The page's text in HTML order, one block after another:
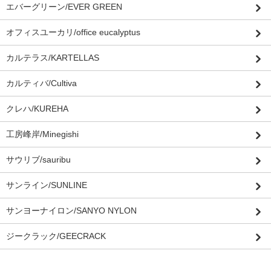
エバーグリーン/EVER GREEN
オフィスユーカリ/office eucalyptus
カルテラス/KARTELLAS
カルティバ/Cultiva
クレハ/KUREHA
工房峰岸/Minegishi
サウリブ/sauribu
サンライン/SUNLINE
サンヨーナイロン/SANYO NYLON
ジークラック/GEECRACK